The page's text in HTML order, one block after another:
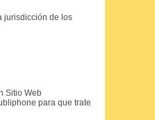
jurisdicción de los
Sitio Web
para que trate